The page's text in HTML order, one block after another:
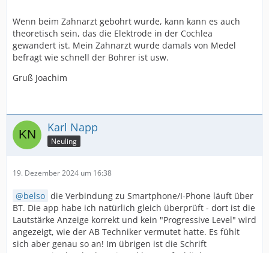
Wenn beim Zahnarzt gebohrt wurde, kann kann es auch
theoretisch sein, das die Elektrode in der Cochlea
gewandert ist. Mein Zahnarzt wurde damals von Medel
befragt wie schnell der Bohrer ist usw.
Gruß Joachim
Karl Napp
Neuling
19. Dezember 2024 um 16:38
belso die Verbindung zu Smartphone/I-Phone läuft über
BT. Die app habe ich natürlich gleich überprüft - dort ist die
Lautstärke Anzeige korrekt und kein "Progressive Level" wird
angezeigt, wie der AB Techniker vermutet hatte. Es fühlt
sich aber genau so an! Im übrigen ist die Schrift